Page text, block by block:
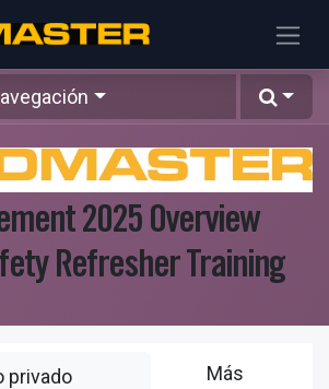
2025 Overview
Refresher Training
privado
Más